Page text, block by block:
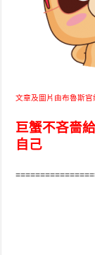
文章及圖片由布魯斯官
巨蟹不吝嗇
自己